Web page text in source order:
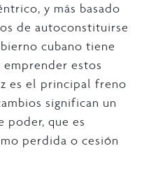
y más basado
de autoconstituirse
cubano tiene
estos
es el principal freno
significan un
poder, que es
perdida o cesión